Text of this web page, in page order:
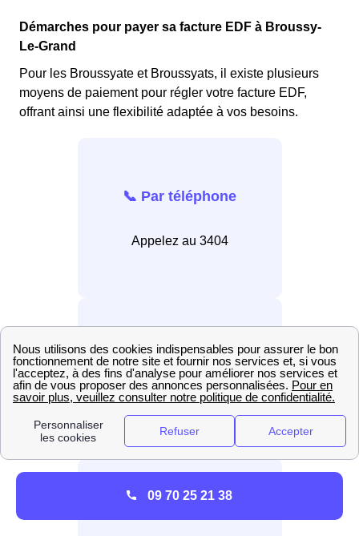
Démarches pour payer sa facture EDF à Broussy-
Le-Grand
Pour les Broussyate et Broussyats, il existe plusieurs
moyens de paiement pour régler votre facture EDF,
offrant ainsi une flexibilité adaptée à vos besoins.
📞 Par téléphone
Appelez au 3404
💻 En ligne
Connectez-vous au site
09 70 25 21 38